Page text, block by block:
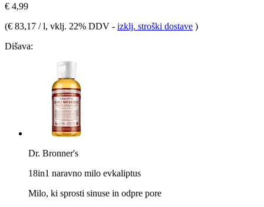
€ 4,99
(€ 83,17 / l, vklj. 22% DDV - izklj. stroški dostave )
Dišava:
Dr. Bronner's
18in1 naravno milo evkaliptus
Milo, ki sprosti sinuse in odpre pore